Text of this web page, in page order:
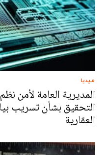
ميديا
المديرية العامة لأمن
التحقيق بشأن تسريب
العقارية